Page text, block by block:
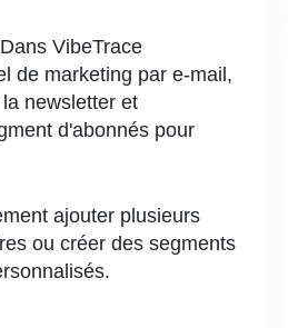
VibeTrace
de marketing par e-mail,
newsletter et
d'abonnés pour
ajouter plusieurs
ou créer des segments